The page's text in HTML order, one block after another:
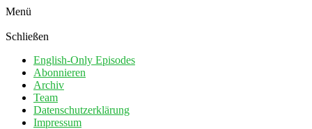
Menü
Schließen
English-Only Episodes
Abonnieren
Archiv
Team
Datenschutzerklärung
Impressum